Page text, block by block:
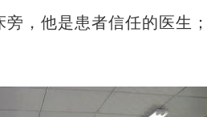
，他是患者信任的医生